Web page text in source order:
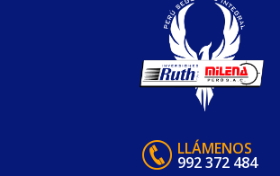
LLÁMENOS
992 372 484